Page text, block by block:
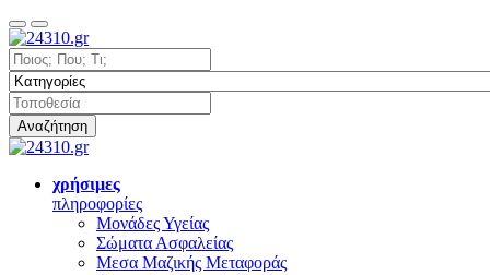
Αναζήτηση
χρήσιμες
πληροφορίες
Μονάδες Υγείας
Σώματα Ασφαλείας
Μεσα Μαζικής Μεταφοράς